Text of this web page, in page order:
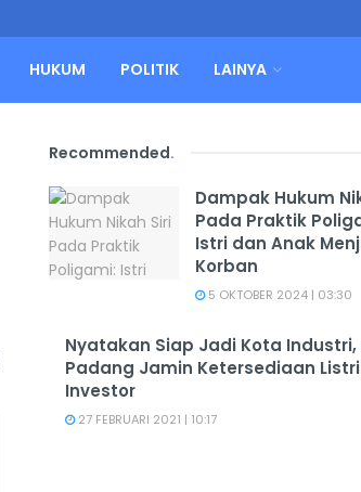
HUKUM POLITIK LAINYA
Recommended.
Dampak Hukum
Pada Praktik
Istri dan Anak
Korban
5 OKTOBER 2024 | 03:30
Nyatakan Siap Jadi Kota Industri,
Padang Jamin Ketersediaan
Investor
27 FEBRUARI 2021 | 10:17